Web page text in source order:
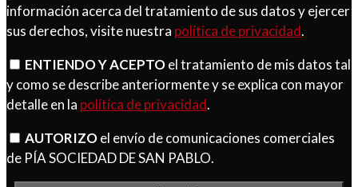
información acerca del tratamiento de sus datos y ejercer
sus derechos, visite nuestra política de privacidad.
ENTIENDO Y ACEPTOel tratamiento de mis datos tal
y como se describe anteriormente y se explica con mayor
detalle en la política de privacidad.
AUTORIZOel envío de comunicaciones comerciales
de PÍA SOCIEDAD DE SAN PABLO.